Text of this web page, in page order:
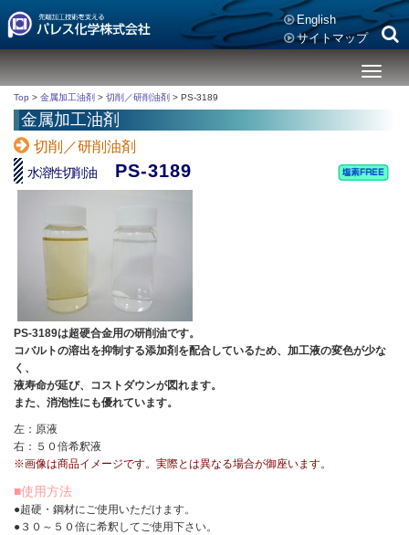
English
サイトマップ
メ
ニ
ュ
Top > 金属加工油剤 > 切削／研削油剤 > PS-3189
金属加工油剤
切削／研削油剤
水溶性切削油PS-3189
PS-3189は超硬合金用の研削油です。
コバルトの溶出を抑制する添加剤を配合しているため、加工液の変色が少な
く、
液寿命が延び、コストダウンが図れます。
また、消泡性にも優れています。
左：原液
右：５０倍希釈液
※画像は商品イメージです。実際とは異なる場合が御座います。
■使用方法
●超硬・鋼材にご使用いただけます。
●３０～５０倍に希釈してご使用下さい。